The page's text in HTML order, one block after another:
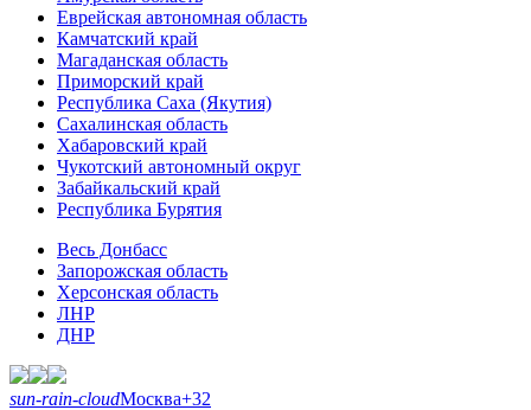
Еврейская автономная область
Камчатский край
Магаданская область
Приморский край
Республика Саха (Якутия)
Сахалинская область
Хабаровский край
Чукотский автономный округ
Забайкальский край
Республика Бурятия
Весь Донбасс
Запорожская область
Херсонская область
ЛНР
ДНР
sun-rain-cloudМосква+32